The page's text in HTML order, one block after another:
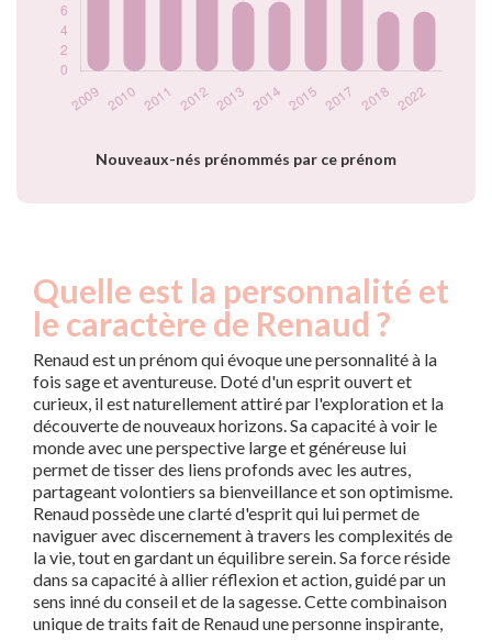
Nouveaux-nés prénommés par ce prénom
Quelle est la personnalité et
le caractère de Renaud ?
Renaud est un prénom qui évoque une personnalité à la
fois sage et aventureuse. Doté d'un esprit ouvert et
curieux, il est naturellement attiré par l'exploration et la
découverte de nouveaux horizons. Sa capacité à voir le
monde avec une perspective large et généreuse lui
permet de tisser des liens profonds avec les autres,
partageant volontiers sa bienveillance et son optimisme.
Renaud possède une clarté d'esprit qui lui permet de
naviguer avec discernement à travers les complexités de
la vie, tout en gardant un équilibre serein. Sa force réside
dans sa capacité à allier réflexion et action, guidé par un
sens inné du conseil et de la sagesse. Cette combinaison
unique de traits fait de Renaud une personne inspirante,